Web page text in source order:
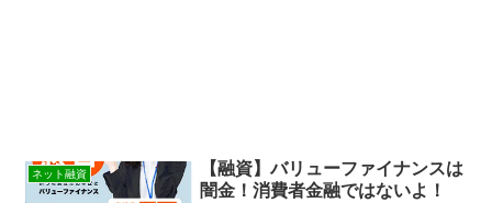
ネット融資
【融資】バリューファイナンスは
闇金！消費者金融ではないよ！